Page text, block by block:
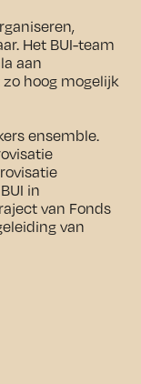
Het BUI-team
aan
hoog mogelijk
ensemble.
in
van Fonds
van